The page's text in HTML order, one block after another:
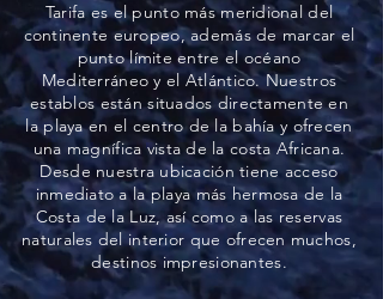
Tarifa es el punto más meridional del
continente europeo, además de marcar el
punto límite entre el océano
Mediterráneo y el Atlántico. Nuestros
establos están situados directamente en
la playa en el centro de la bahía y ofrecen
una magnífica vista de la costa Africana.
Desde nuestra ubicación tiene acceso
inmediato a la playa más hermosa de la
Costa de la Luz, así como a las reservas
naturales del interior que ofrecen muchos,
destinos impresionantes.